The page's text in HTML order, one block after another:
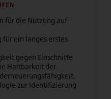
für die Nutzung auf
ein langes erstes
gegen Einschnitte
Haltbarkeit der
zur Identifizierung